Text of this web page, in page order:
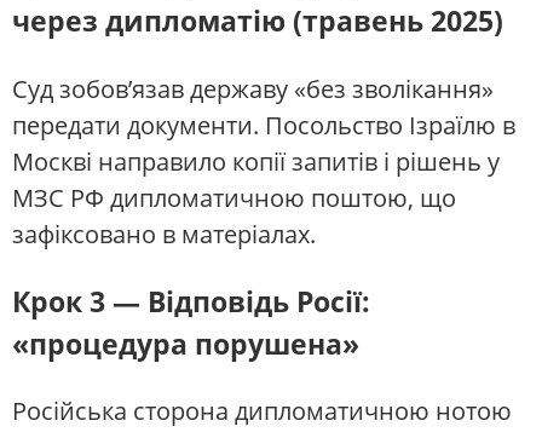
через дипломатію (травень 2025)
Суд зобов’язав державу «без зволікання»
передати документи. Посольство Ізраїлю в
Москві направило копії запитів і рішень у
МЗС РФ дипломатичною поштою, що
зафіксовано в матеріалах.
Крок 3 — Відповідь Росії:
«процедура порушена»
Російська сторона дипломатичною нотою